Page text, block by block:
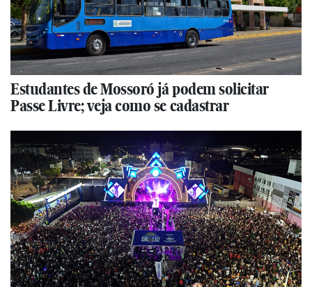
Estudantes de Mossoró já podem solicitar
Passe Livre; veja como se cadastrar